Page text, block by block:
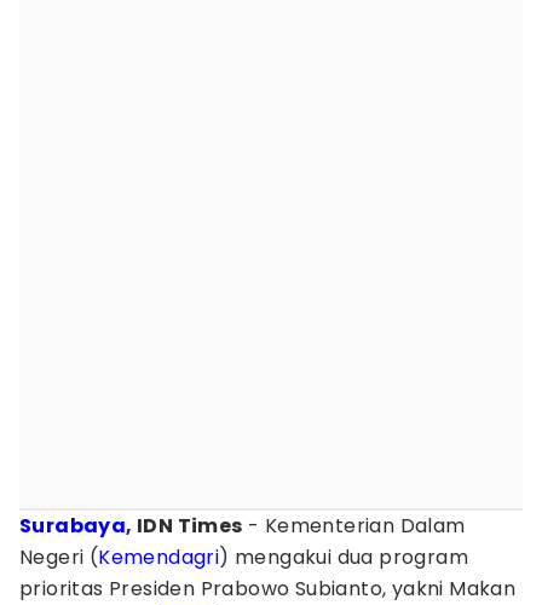
Surabaya, IDN Times - Kementerian Dalam
Negeri (Kemendagri) mengakui dua program
prioritas Presiden Prabowo Subianto, yakni Makan